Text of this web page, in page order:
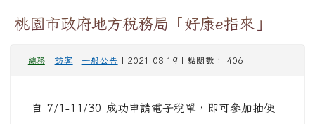
桃園市政府地方稅務局「好康e指來」
總務 訪客 - 一般公告 | 2021-08-19 | 點閱數： 406
自 7/1-11/30 成功申請電子稅單，即可參加抽便